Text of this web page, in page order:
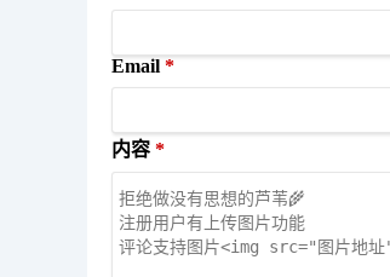
Email
内容